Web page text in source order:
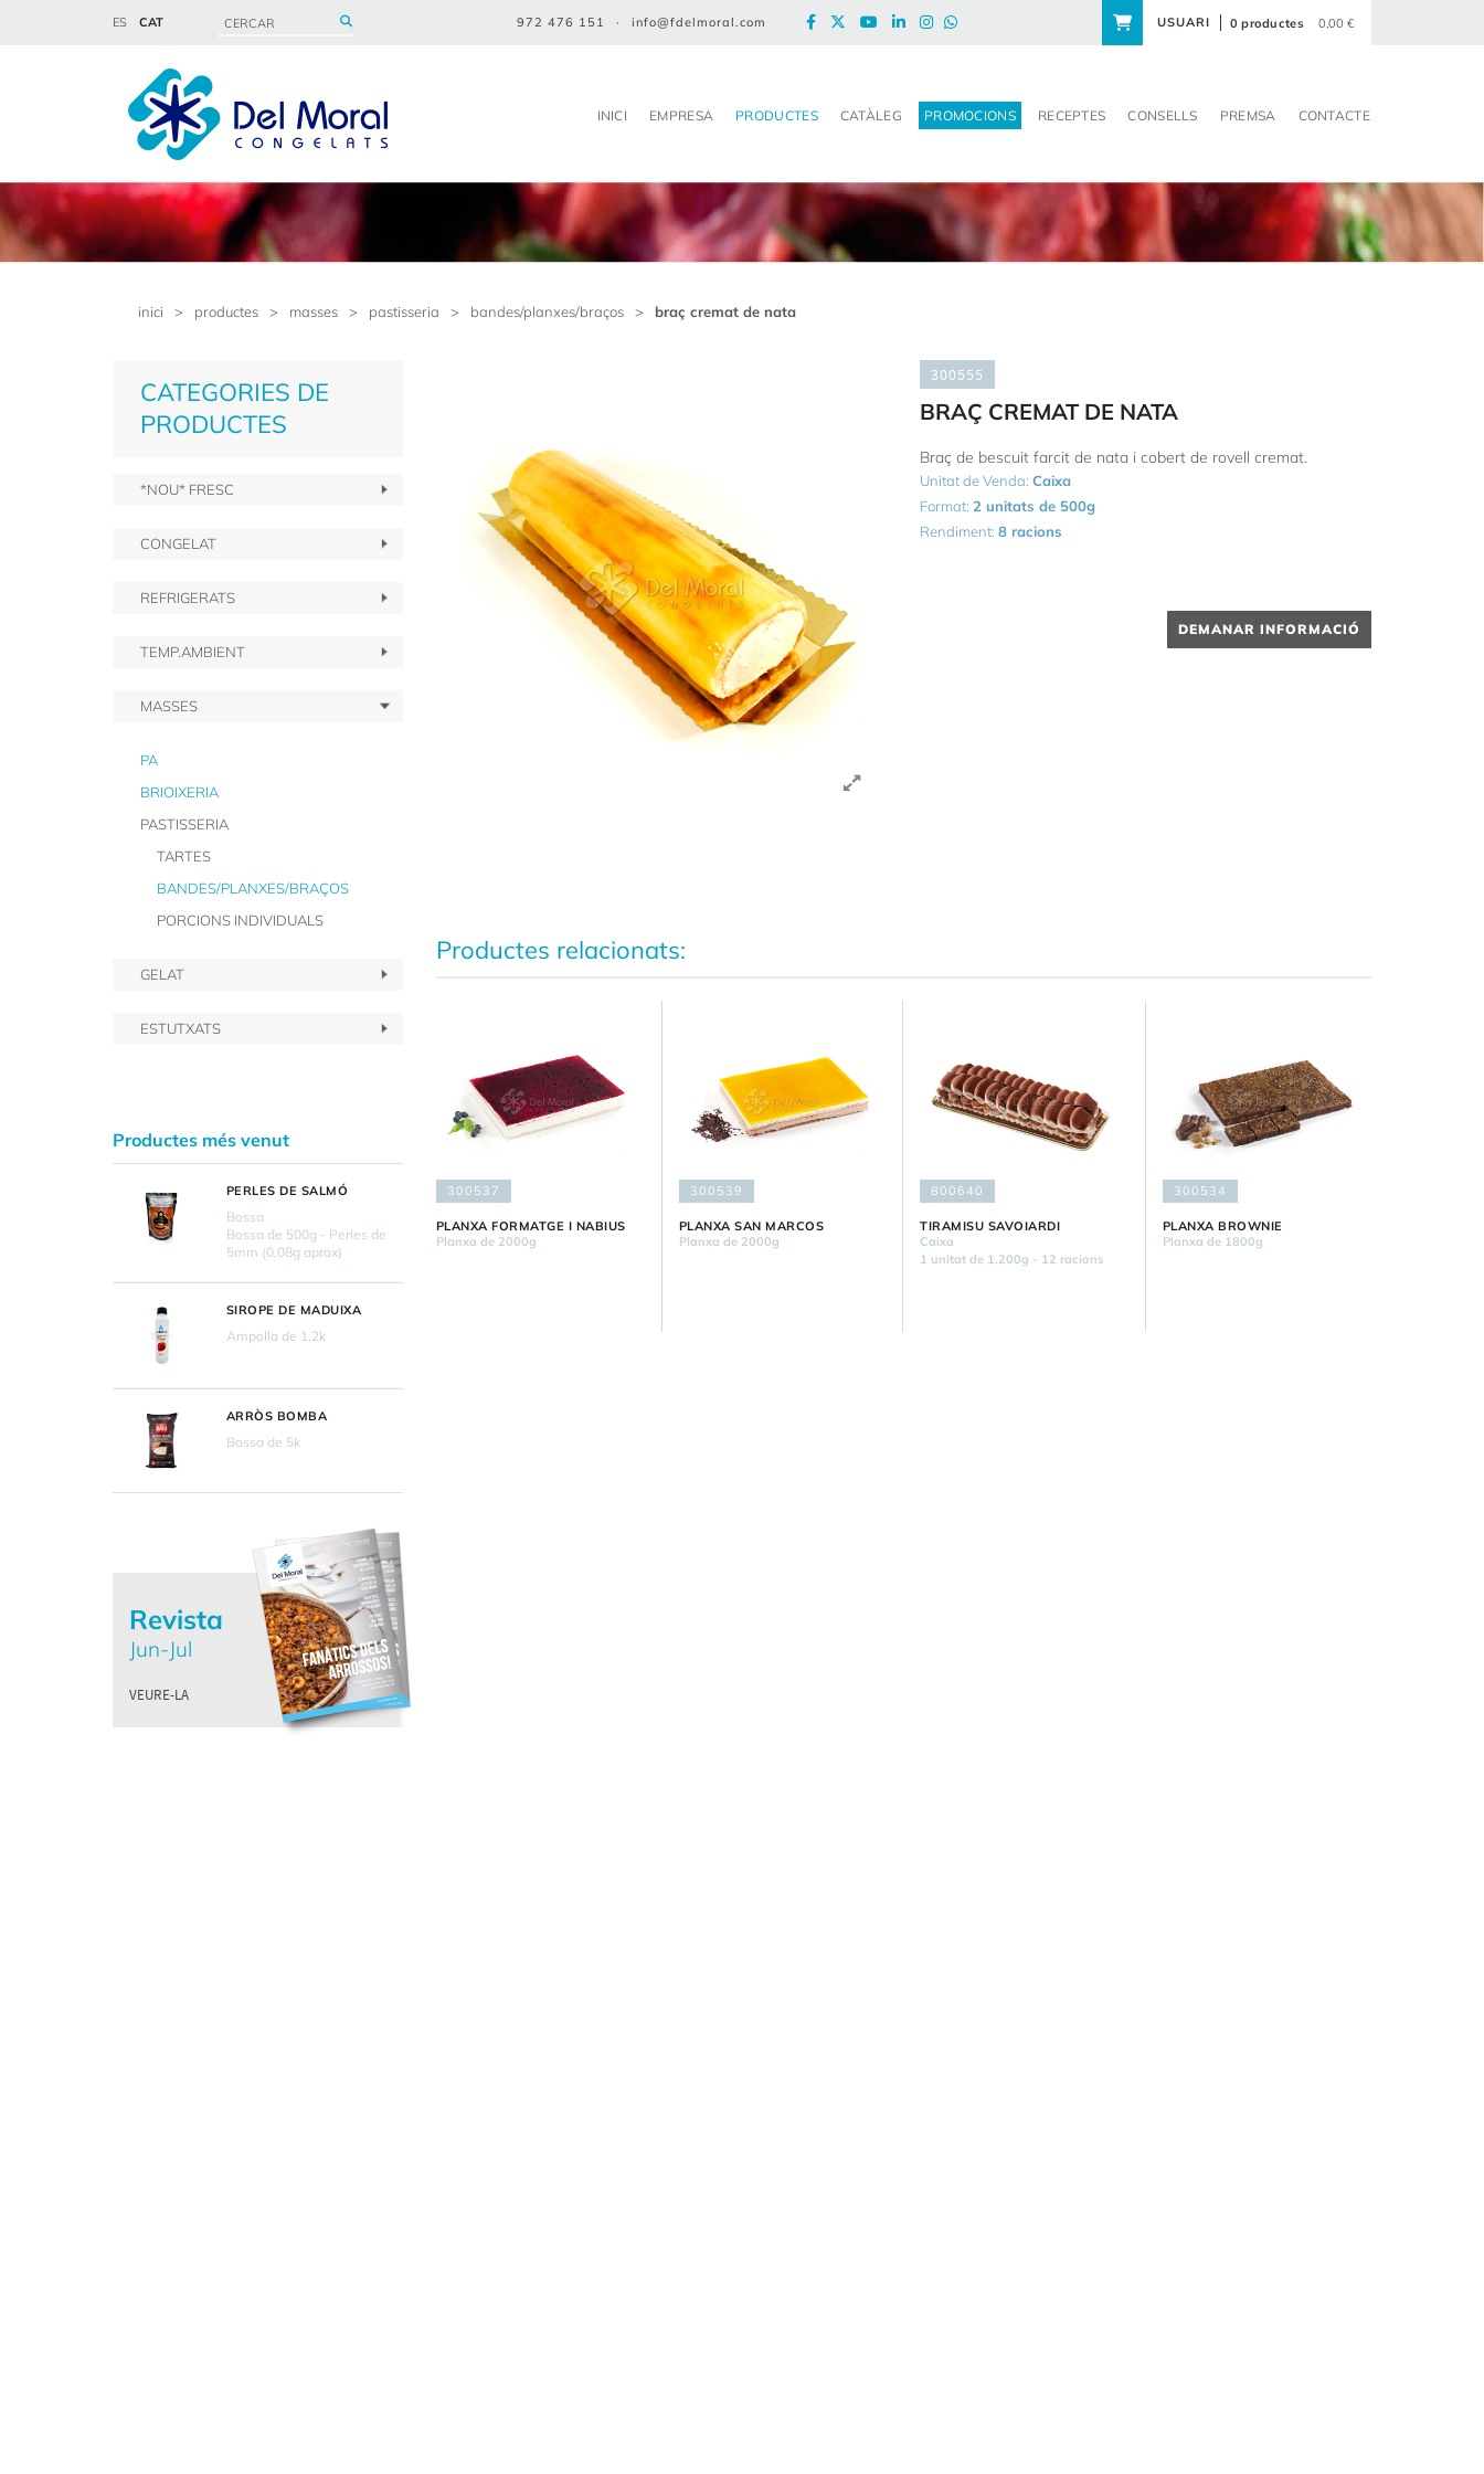
ES CAT 972 476 151 · info@fdelmoral.com USUARI 0 productes 0,00 €
INICI EMPRESA PRODUCTES CATÀLEG PROMOCIONS RECEPTES CONSELLS PREMSA CONTACTE
inici > productes > masses > pastisseria > bandes/planxes/braços > braç cremat de nata
CATEGORIES DE
PRODUCTES
*NOU* FRESC
CONGELAT
REFRIGERATS
TEMP.AMBIENT
MASSES
PA
BRIOIXERIA
PASTISSERIA
TARTES
BANDES/PLANXES/BRAÇOS
PORCIONS INDIVIDUALS
GELAT
ESTUTXATS
Productes més venut
PERLES DE SALMÓ
Bossa
Bossa de 500g - Perles de
5mm (0,08g aprox)
SIROPE DE MADUIXA
Ampolla de 1,2k
ARRÒS BOMBA
Bossa de 5k
Revista
Jun-Jul
VEURE-LA
300555
BRAÇ CREMAT DE NATA
Braç de bescuit farcit de nata i cobert de rovell cremat.
Unitat de Venda:Caixa
Format: 2 unitats de 500g
Rendiment:8 racions
DEMANAR INFORMACIÓ
Productes relacionats:
300537
PLANXA FORMATGE I NABIUS
Planxa de 2000g
300539
PLANXA SAN MARCOS
Planxa de 2000g
800640
TIRAMISU SAVOIARDI
Caixa
1 unitat de 1.200g - 12 racions
300534
PLANXA BROWNIE
Planxa de 1800g